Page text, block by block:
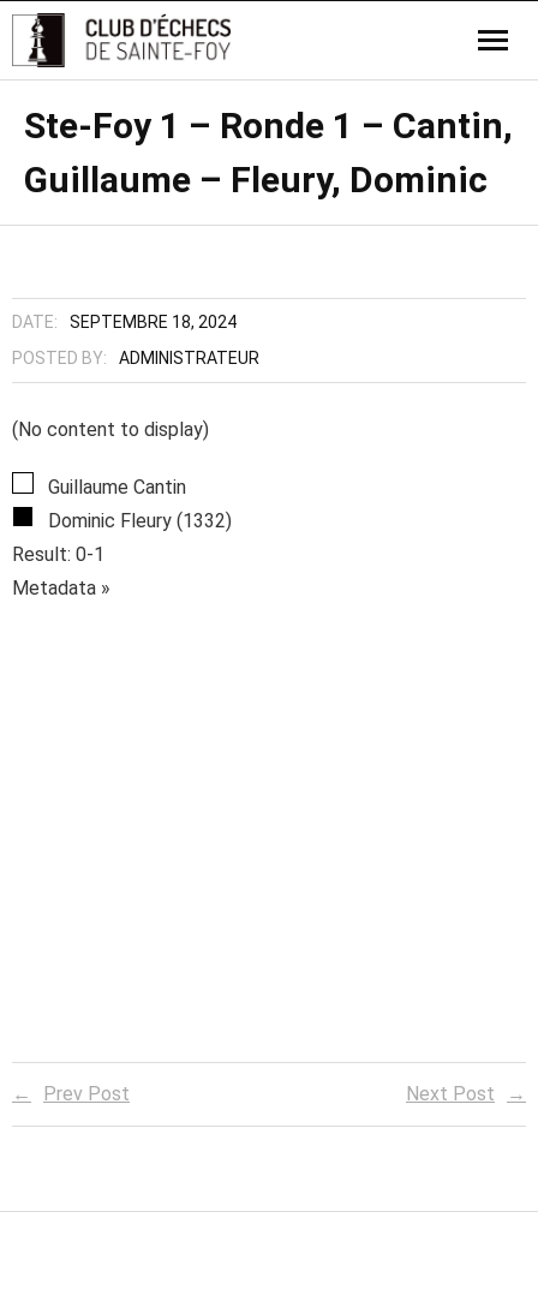
Ste-Foy 1 – Ronde 1 – Cantin,
Guillaume – Fleury, Dominic
DATE:
SEPTEMBRE 18, 2024
POSTED BY:
ADMINISTRATEUR
(No content to display)
Guillaume Cantin
Dominic Fleury (1332)
Result: 0-1
Metadata »
Prev Post Next Post